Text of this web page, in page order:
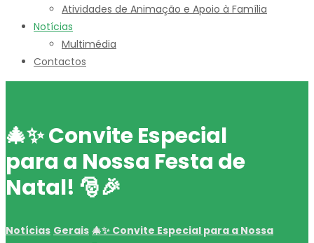
Atividades de Animação e Apoio à Família
Notícias
Multimédia
Contactos
🎄✨ Convite Especial
para a Nossa Festa de
Natal! 🎅🎉
Notícias Gerais 🎄✨ Convite Especial para a Nossa